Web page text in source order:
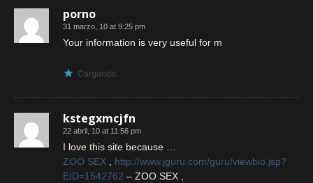
porno
31 marzo, 10 at 9:25 pm
Your information is very useful for m
Cargando...
kstegxmcjfn
22 abril, 10 at 11:56 pm
I love this site because …
ZOO SEX
http://www.jguru.com/guru/viewbio.jsp?
EID=1542762 – ZOO SEX ,